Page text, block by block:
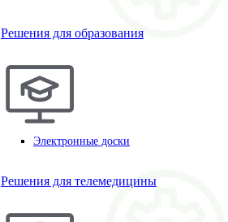
Решения для образования
Электронные доски
Решения для телемедицины